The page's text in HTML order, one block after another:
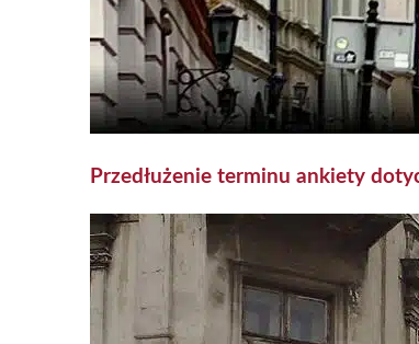
Przedłużenie terminu ankiety